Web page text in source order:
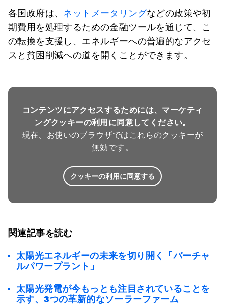
各国政府は、 ネットメータリングなどの政策や初
期費用を処理するための金融ツールを通じて、こ
の転換を支援し、エネルギーへの普遍的なアクセ
スと貧困削減への道を開くことができます。
コンテンツにアクセスするためには、マーケティ
ングクッキーの利用に同意してください。
現在、お使いのブラウザではこれらのクッキーが
無効です。
クッキーの利用に同意する
関連記事を読む
太陽光エネルギーの未来を切り開く「バーチャ
ルパワープラント」
太陽光発電が今もっとも注目されていることを
示す、3つの革新的なソーラーファーム